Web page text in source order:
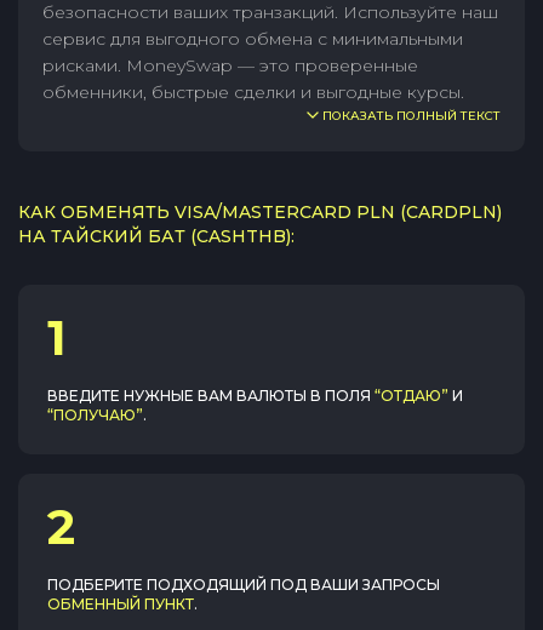
безопасности ваших транзакций. Используйте наш
сервис для выгодного обмена с минимальными
рисками. MoneySwap — это проверенные
обменники, быстрые сделки и выгодные курсы.
ПОКАЗАТЬ ПОЛНЫЙ ТЕКСТ
КАК ОБМЕНЯТЬ VISA/MASTERCARD PLN (CARDPLN)
НА ТАЙСКИЙ БАТ (CASHTHB):
1
ВВЕДИТЕ НУЖНЫЕ ВАМ ВАЛЮТЫ В ПОЛЯ “ОТДАЮ” И
“ПОЛУЧАЮ”.
2
ПОДБЕРИТЕ ПОДХОДЯЩИЙ ПОД ВАШИ ЗАПРОСЫ
ОБМЕННЫЙ ПУНКТ.